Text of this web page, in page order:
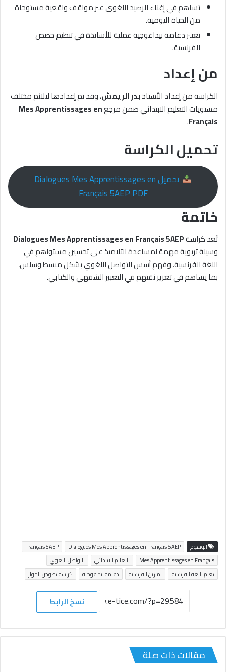
تساهم في إغناء الرصيد اللغوي عبر مواقف واقعية مستوحاة
من الحياة اليومية.
تعتبر دعامة بيداغوجية عملية للأساتذة في تنظيم حصص
الفرنسية.
من إعداد
الكراسة من إعداد الأستاذبدر الريمش، وقد تم إعدادها لتلائم مختلف
مستويات التعليم الابتدائي ضمن مرجعMes Apprentissages en
Français
.
تحميل الكراسة
تحميل Dialogues Mes Apprentissages en
Français 5AEP PDF
خاتمة
تُعد كراسةDialogues Mes Apprentissages en Français 5AEP
وسيلة تربوية مهمة لمساعدة التلاميذ على تحسين مستواهم في
اللغة الفرنسية، وفهم أسس التواصل اللغوي بشكل مبسط وسلس،
بما يساهم في تعزيز ثقتهم في التعبير الشفهي والكتابي.
الوسوم Dialogues Mes Apprentissages en Français 5AEP
Français 5AEP
Mes Apprentissages en Français
التعليم الابتدائي
التواصل اللغوي
تعلم اللغة الفرنسية
تمارين الفرنسية دعامة بيداغوجية كراسة نصوص الحوار
نسخ الرابط
مقالات ذات صلة